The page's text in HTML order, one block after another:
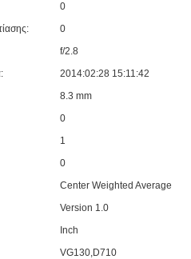
0
0
f/2.8
2014:02:28 15:11:42
8.3 mm
0
1
0
Center Weighted Average
Version 1.0
Inch
VG130,D710